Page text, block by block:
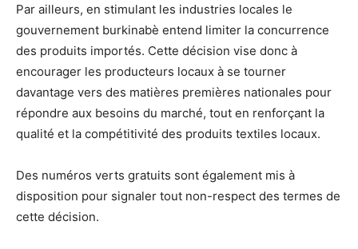
Par ailleurs, en stimulant les industries locales le
gouvernement burkinabè entend limiter la concurrence
des produits importés. Cette décision vise donc à
encourager les producteurs locaux à se tourner
davantage vers des matières premières nationales pour
répondre aux besoins du marché, tout en renforçant la
qualité et la compétitivité des produits textiles locaux.
Des numéros verts gratuits sont également mis à
disposition pour signaler tout non-respect des termes de
cette décision.